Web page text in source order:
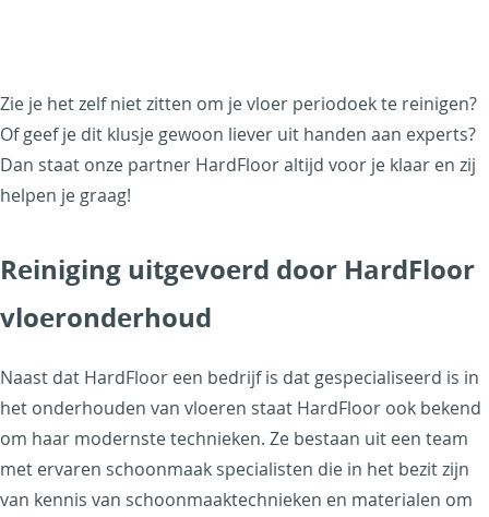
Zie je het zelf niet zitten om je vloer periodoek te reinigen?
Of geef je dit klusje gewoon liever uit handen aan experts?
Dan staat onze partner HardFloor altijd voor je klaar en zij
helpen je graag!
Reiniging uitgevoerd door HardFloor
vloeronderhoud
Naast dat HardFloor een bedrijf is dat gespecialiseerd is in
het onderhouden van vloeren staat HardFloor ook bekend
om haar modernste technieken. Ze bestaan uit een team
met ervaren schoonmaak specialisten die in het bezit zijn
van kennis van schoonmaaktechnieken en materialen om